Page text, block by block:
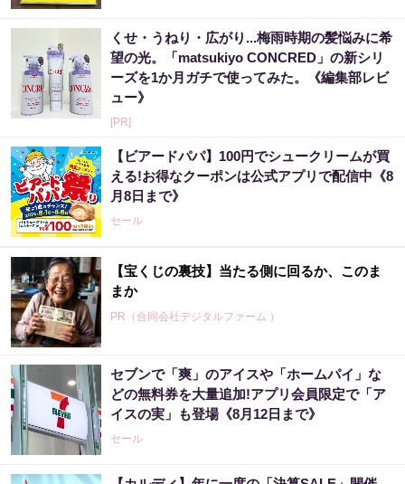
くせ・うねり・広がり...梅雨時期の髪悩みに希
望の光。「matsukiyo CONCRED」の新シリ
ーズを1か月ガチで使ってみた。《編集部レビ
ュー》
[PR]
【ビアードパパ】100円でシュークリームが買
える!お得なクーポンは公式アプリで配信中《8
月8日まで》
セール
【宝くじの裏技】当たる側に回るか、このま
まか
PR（合同会社デジタルファーム ）
宝くじ当たる人は“たまたま”じゃない?!
PR（合同会社デジタルファーム ）
セブンで「爽」のアイスや「ホームパイ」な
どの無料券を大量追加!アプリ会員限定で「ア
イスの実」も登場《8月12日まで》
セール